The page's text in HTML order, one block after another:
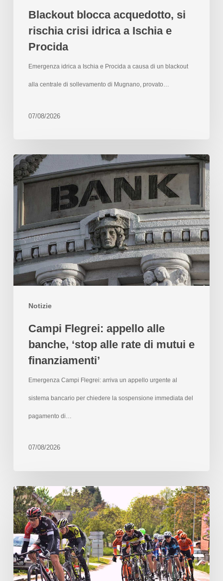
Blackout blocca acquedotto, si
rischia crisi idrica a Ischia e
Procida
Emergenza idrica a Ischia e Procida a causa di un blackout
alla centrale di sollevamento di Mugnano, provato…
07/08/2026
Notizie
Campi Flegrei: appello alle
banche, ‘stop alle rate di mutui e
finanziamenti’
Emergenza Campi Flegrei: arriva un appello urgente al
sistema bancario per chiedere la sospensione immediata del
pagamento di…
07/08/2026